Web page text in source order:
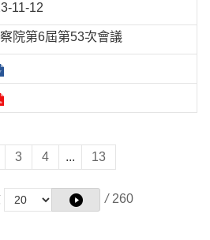
11-12
院第6屆第53次會議
3 4 ... 13
/ 260